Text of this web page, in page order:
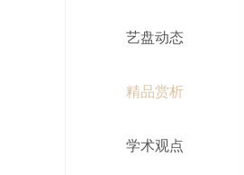
艺盘动态
精品赏析
学术观点